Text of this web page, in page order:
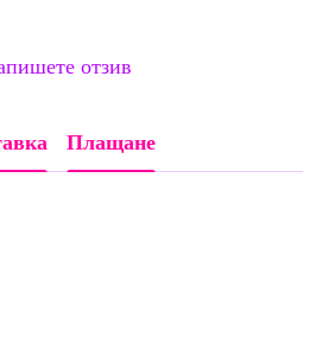
отзив
Плащане